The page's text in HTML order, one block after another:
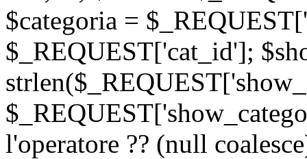
$categoria =
$_REQUEST['cat_id'];
l'operatore ?? (null